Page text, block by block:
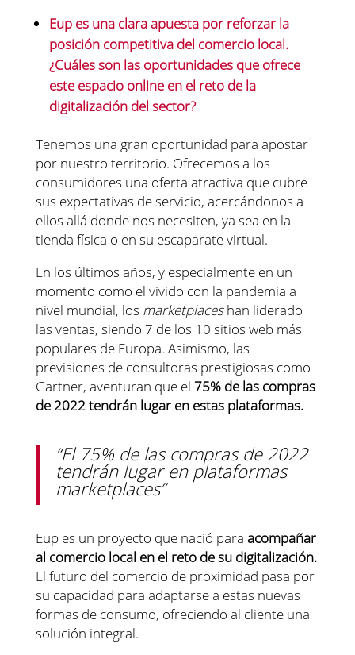
Eup es una clara apuesta por reforzar la
posición competitiva del comercio local.
¿Cuáles son las oportunidades que ofrece
este espacio online en el reto de la
digitalización del sector?
Tenemos una gran oportunidad para apostar
por nuestro territorio. Ofrecemos a los
consumidores una oferta atractiva que cubre
sus expectativas de servicio, acercándonos a
ellos allá donde nos necesiten, ya sea en la
tienda física o en su escaparate virtual.
En los últimos años, y especialmente en un
momento como el vivido con la pandemia a
nivel mundial, los marketplaceshan liderado
las ventas, siendo 7 de los 10 sitios web más
populares de Europa. Asimismo, las
previsiones de consultoras prestigiosas como
Gartner, aventuran que el 75% de las compras
de 2022 tendrán lugar en estas plataformas.
“El 75% de las compras de 2022
tendrán lugar en plataformas
marketplaces”
Eup es un proyecto que nació para acompañar
al comercio local en el reto de su digitalización.
El futuro del comercio de proximidad pasa por
su capacidad para adaptarse a estas nuevas
formas de consumo, ofreciendo al cliente una
solución integral.